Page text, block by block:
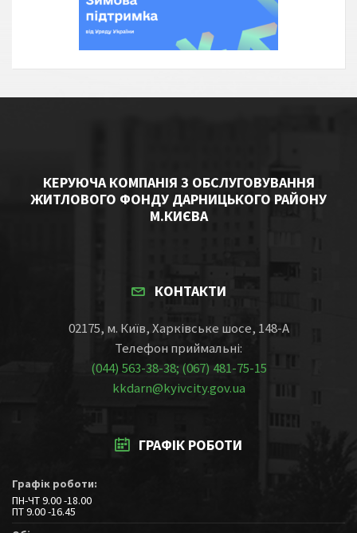
КЕРУЮЧА КОМПАНІЯ З ОБСЛУГОВУВАННЯ
ЖИТЛОВОГО ФОНДУ ДАРНИЦЬКОГО РАЙОНУ
М.КИЄВА
КОНТАКТИ
02175, м. Київ, Харківське шосе, 148-А
Телефон приймальні:
(044) 563-38-38; (067) 481-75-15
kkdarn@kyivcity.gov.ua
ГРАФІК РОБОТИ
Графік роботи:
ПН-ЧТ 9.00 -18.00
ПТ 9.00 -16.45